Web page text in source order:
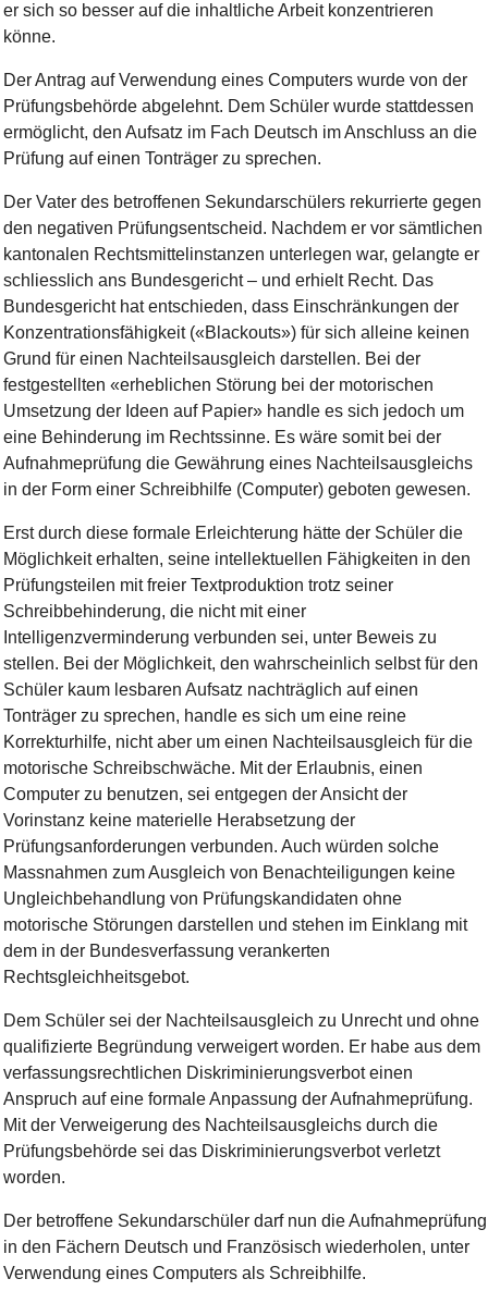
er sich so besser auf die inhaltliche Arbeit konzentrieren
könne.
Der Antrag auf Verwendung eines Computers wurde von der
Prüfungsbehörde abgelehnt. Dem Schüler wurde stattdessen
ermöglicht, den Aufsatz im Fach Deutsch im Anschluss an die
Prüfung auf einen Tonträger zu sprechen.
Der Vater des betroffenen Sekundarschülers rekurrierte gegen
den negativen Prüfungsentscheid. Nachdem er vor sämtlichen
kantonalen Rechtsmittelinstanzen unterlegen war, gelangte er
schliesslich ans Bundesgericht – und erhielt Recht. Das
Bundesgericht hat entschieden, dass Einschränkungen der
Konzentrationsfähigkeit («Blackouts») für sich alleine keinen
Grund für einen Nachteilsausgleich darstellen. Bei der
festgestellten «erheblichen Störung bei der motorischen
Umsetzung der Ideen auf Papier» handle es sich jedoch um
eine Behinderung im Rechtssinne. Es wäre somit bei der
Aufnahmeprüfung die Gewährung eines Nachteilsausgleichs
in der Form einer Schreibhilfe (Computer) geboten gewesen.
Erst durch diese formale Erleichterung hätte der Schüler die
Möglichkeit erhalten, seine intellektuellen Fähigkeiten in den
Prüfungsteilen mit freier Textproduktion trotz seiner
Schreibbehinderung, die nicht mit einer
Intelligenzverminderung verbunden sei, unter Beweis zu
stellen. Bei der Möglichkeit, den wahrscheinlich selbst für den
Schüler kaum lesbaren Aufsatz nachträglich auf einen
Tonträger zu sprechen, handle es sich um eine reine
Korrekturhilfe, nicht aber um einen Nachteilsausgleich für die
motorische Schreibschwäche. Mit der Erlaubnis, einen
Computer zu benutzen, sei entgegen der Ansicht der
Vorinstanz keine materielle Herabsetzung der
Prüfungsanforderungen verbunden. Auch würden solche
Massnahmen zum Ausgleich von Benachteiligungen keine
Ungleichbehandlung von Prüfungskandidaten ohne
motorische Störungen darstellen und stehen im Einklang mit
dem in der Bundesverfassung verankerten
Rechtsgleichheitsgebot.
Dem Schüler sei der Nachteilsausgleich zu Unrecht und ohne
qualifizierte Begründung verweigert worden. Er habe aus dem
verfassungsrechtlichen Diskriminierungsverbot einen
Anspruch auf eine formale Anpassung der Aufnahmeprüfung.
Mit der Verweigerung des Nachteilsausgleichs durch die
Prüfungsbehörde sei das Diskriminierungsverbot verletzt
worden.
Der betroffene Sekundarschüler darf nun die Aufnahmeprüfung
in den Fächern Deutsch und Französisch wiederholen, unter
Verwendung eines Computers als Schreibhilfe.